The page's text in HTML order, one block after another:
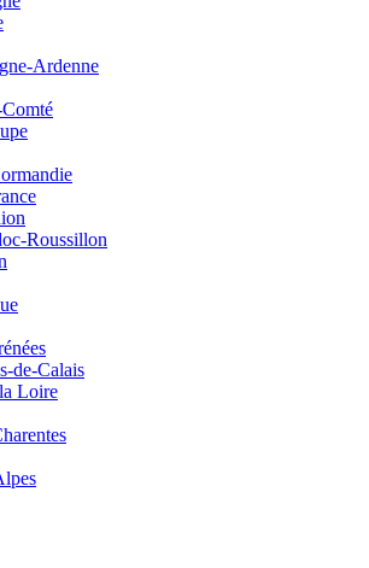
Ardenne
Roussillon
de-Calais
Loire